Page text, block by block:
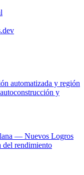
automatizada y región
y
— Nuevos Logros
del rendimiento